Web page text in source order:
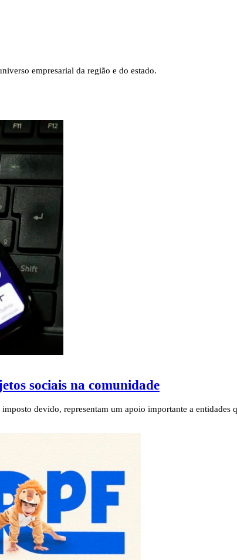
empresarial da região e do estado.
sociais na comunidade
devido, representam um apoio importante a entidades